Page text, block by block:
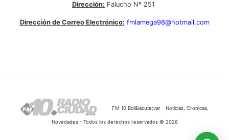
Dirección: Falucho Nº 251
Dirección de Correo Electrónico: fmlamega98@hotmail.com
FM 10 Bol&iacute;var - Noticias, Cronicas,
Novedades - Todos los derechos reservados © 2026